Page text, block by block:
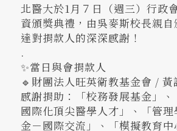
北醫大於1月７日（週三）行政
資頒獎典禮，由吳麥斯校長親
達對捐款人的深深感謝！
.
✨當日與會捐款人
🔹財團法人旺英衛教基金會 / 黃
感謝捐助：「校務發展基金」
國際化頂尖醫學人才」、「管
金－國際交流」、「模擬教育